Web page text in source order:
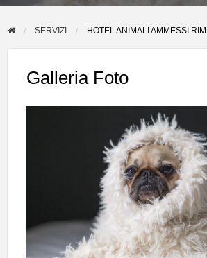
un
problema
SERVIZI HOTEL ANIMALI AMMESSI
Galleria Foto